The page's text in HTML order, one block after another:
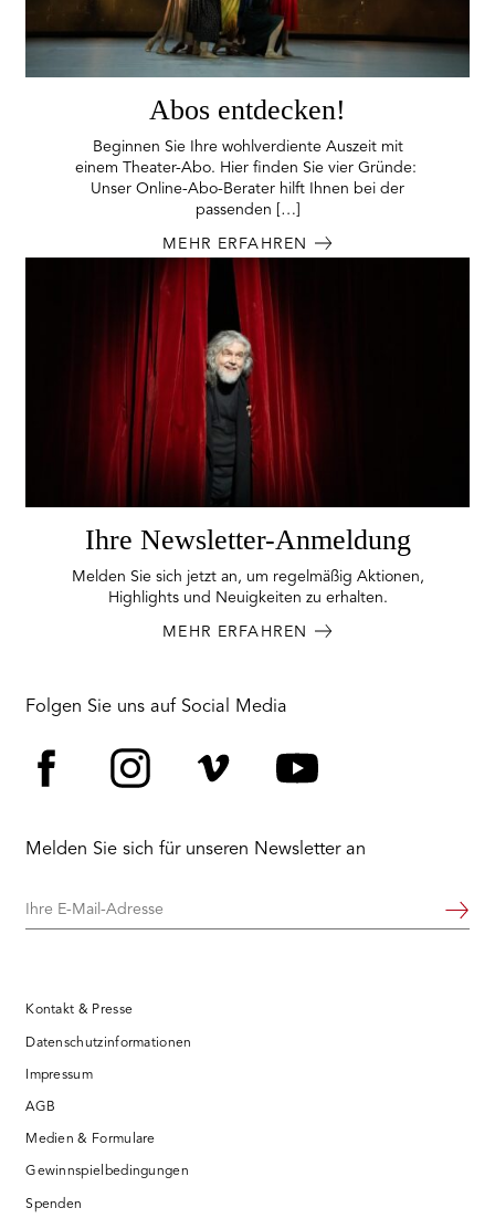
Abos entdecken!
Beginnen Sie Ihre wohlverdiente Auszeit mit
einem Theater-Abo. Hier finden Sie vier Gründe:
Unser Online-Abo-Berater hilft Ihnen bei der
passenden […]
MEHR ERFAHREN
Ihre Newsletter-Anmeldung
Melden Sie sich jetzt an, um regelmäßig Aktionen,
Highlights und Neuigkeiten zu erhalten.
MEHR ERFAHREN
Folgen Sie uns auf Social Media
Melden Sie sich für unseren Newsletter an
Ihre
Weiter
Kontakt & Presse
Datenschutzinformationen
Impressum
AGB
Medien & Formulare
Gewinnspielbedingungen
Spenden